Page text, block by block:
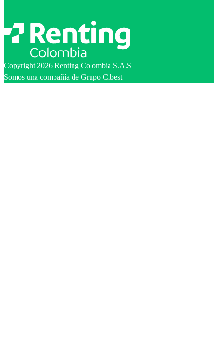
Copyright 2026 Renting Colombia S.A.S
Somos una compañía de Grupo Cibest